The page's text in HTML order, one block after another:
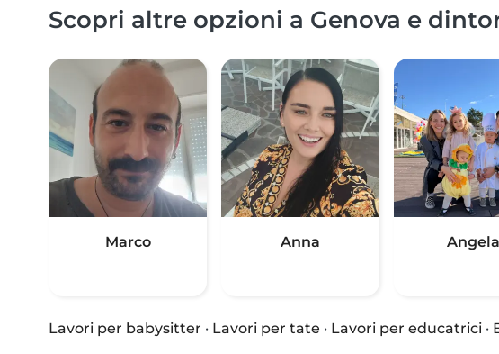
Scopri altre opzioni a Genova e
Marco Anna Angela
Lavori per babysitter · Lavori per tate · Lavori per educatrici ·